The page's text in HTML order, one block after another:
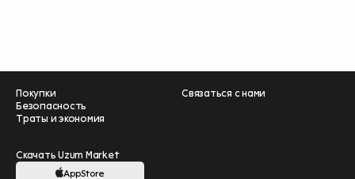
Покупки
Безопасность
Траты и экономия
Связаться с нами
Скачать Uzum Market
AppStore